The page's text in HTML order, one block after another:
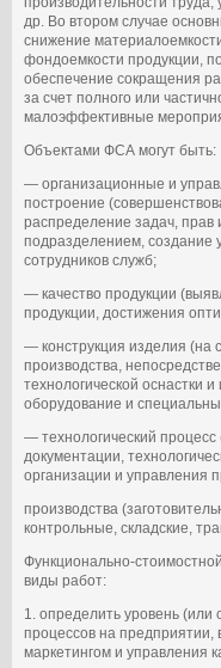
др. Во втором случае
снижение
фондоемкости продукции,
обеспечение сокращения
за счет полного или
малоэффективные
Объектами ФСА могут быть:
— организационные и
построение
распределение задач, прав
подразделением, создание
сотрудников служб;
— качество продукции
продукции, достижения
— конструкция изделия (на
производства,
технологической оснастки
оборудование и
— технологический процесс
документации,
организации и управления
производства
контрольные, складские,
Функционально-
виды работ:
1. определить уровень
процессов на предприятии,
маркетингом и управления